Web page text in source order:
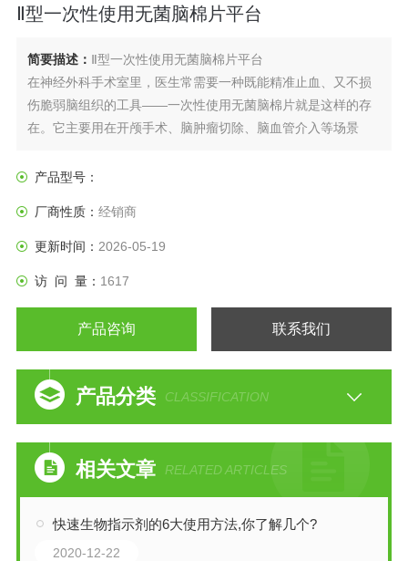
Ⅱ型一次性使用无菌脑棉片平台
简要描述： Ⅱ型一次性使用无菌脑棉片平台
在神经外科手术室里，医生常需要一种既能精准止血、又不损
伤脆弱脑组织的工具——一次性使用无菌脑棉片就是这样的存
在。它主要用在开颅手术、脑肿瘤切除、脑血管介入等场景
却关键的“配角"。
产品型号：
厂商性质： 经销商
更新时间： 2026-05-19
访 问 量： 1617
产品咨询 联系我们
产品分类 CLASSIFICATION
相关文章 RELATED ARTICLES
快速生物指示剂的6大使用方法,你了解几个?
2020-12-22